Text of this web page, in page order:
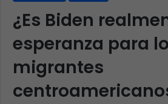
¿Es Biden
esperanza para
migrantes